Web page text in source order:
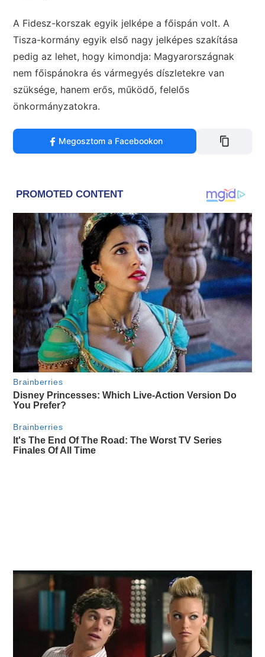
A Fidesz-korszak egyik jelképe a főispán volt. A
Tisza-kormány egyik első nagy jelképes szakítása
pedig az lehet, hogy kimondja: Magyarországnak
nem főispánokra és vármegyés díszletekre van
szüksége, hanem erős, működő, felelős
önkormányzatokra.
Megosztom a Facebookon